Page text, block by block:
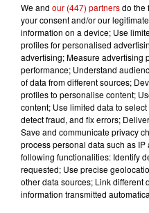
7h03
Deux-
droit à
6 août 2026
Un
noyade
We and our (447) partnersdo the
your consent and/or our
information on a device; Use
profiles for personalised
advertising; Measure advertising
performance; Understand
of data from different sources;
profiles to personalise content;
content; Use limited data to
detect fraud, and fix errors;
Save and communicate privacy
process personal data such as
following functionalities: Identify
requested; Use precise
other data sources; Link different
information transmitted